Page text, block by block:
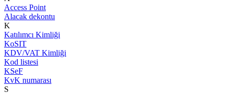
Access Point
Alacak dekontu
K
Katılımcı Kimliği
KoSIT
KDV/VAT Kimliği
Kod listesi
KSeF
KvK numarası
S